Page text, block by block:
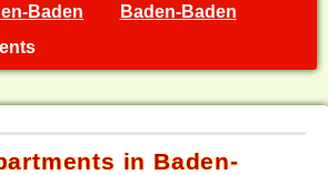
Baden
Baden-Baden
in Baden-